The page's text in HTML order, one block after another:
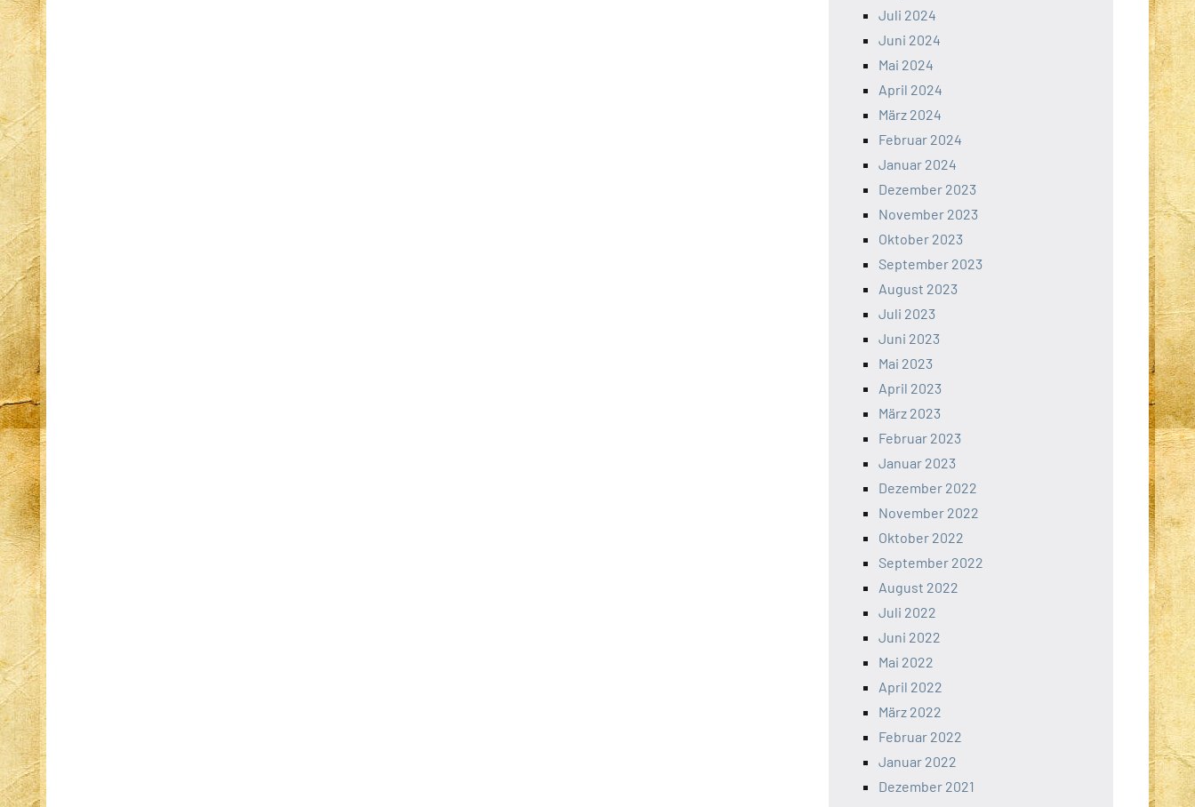
Juli 2024
Juni 2024
Mai 2024
April 2024
März 2024
Februar 2024
Januar 2024
Dezember 2023
November 2023
Oktober 2023
September 2023
August 2023
Juli 2023
Juni 2023
Mai 2023
April 2023
März 2023
Februar 2023
Januar 2023
Dezember 2022
November 2022
Oktober 2022
September 2022
August 2022
Juli 2022
Juni 2022
Mai 2022
April 2022
März 2022
Februar 2022
Januar 2022
Dezember 2021